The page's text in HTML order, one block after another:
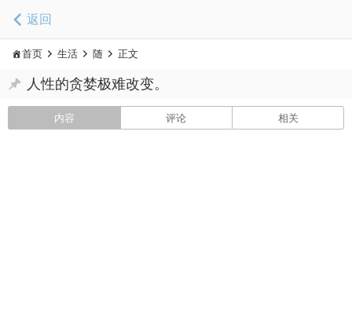
返回
首页 生活 随 正文
人性的贪婪极难改变。
内容 评论 相关